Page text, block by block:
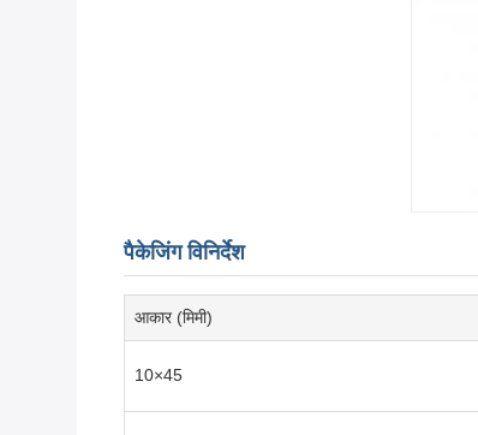
पैकेजिंग विनिर्देश
आकार (मिमी)
10×45